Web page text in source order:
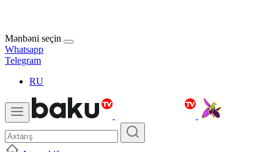
Mənbəni seçin
Whatsapp
Telegram
RU